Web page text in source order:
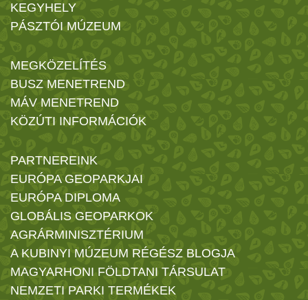
KEGYHELY
PÁSZTÓI MÚZEUM
MEGKÖZELÍTÉS
BUSZ MENETREND
MÁV MENETREND
KÖZÚTI INFORMÁCIÓK
PARTNEREINK
EURÓPA GEOPARKJAI
EURÓPA DIPLOMA
GLOBÁLIS GEOPARKOK
AGRÁRMINISZTÉRIUM
A KUBINYI MÚZEUM RÉGÉSZ BLOGJA
MAGYARHONI FÖLDTANI TÁRSULAT
NEMZETI PARKI TERMÉKEK